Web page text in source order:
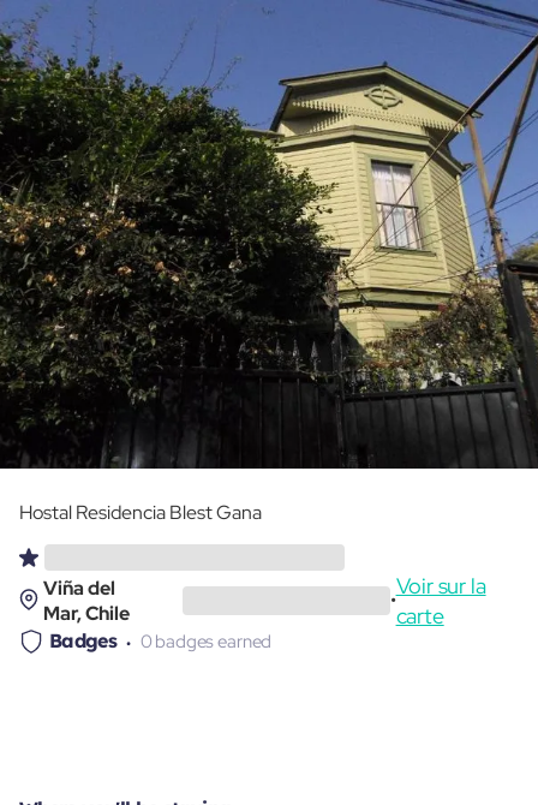
Hostal Residencia Blest Gana
Viña del
Mar, Chile
•
Voir sur la
carte
Badges 0 badges earned